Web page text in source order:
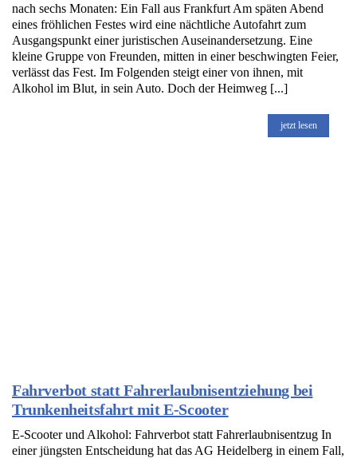
nach sechs Monaten: Ein Fall aus Frankfurt Am späten Abend
eines fröhlichen Festes wird eine nächtliche Autofahrt zum
Ausgangspunkt einer juristischen Auseinandersetzung. Eine
kleine Gruppe von Freunden, mitten in einer beschwingten Feier,
verlässt das Fest. Im Folgenden steigt einer von ihnen, mit
Alkohol im Blut, in sein Auto. Doch der Heimweg [...]
jetzt lesen
Fahrverbot statt Fahrerlaubnisentziehung bei
Trunkenheitsfahrt mit E-Scooter
E-Scooter und Alkohol: Fahrverbot statt Fahrerlaubnisentzug In
einer jüngsten Entscheidung hat das AG Heidelberg in einem Fall,